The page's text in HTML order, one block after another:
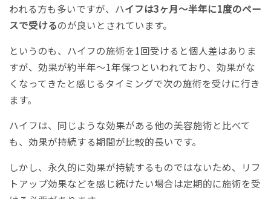
われる方も多いですが、ハイフは3ヶ月〜半年に1度のペー
スで受けるのが良いとされています。
というのも、ハイフの施術を1回受けると個人差はありま
すが、効果が約半年〜1年保つといわれており、効果がな
くなってきたと感じるタイミングで次の施術を受けに行き
ます。
ハイフは、同じような効果がある他の美容施術と比べて
も、効果が持続する期間が比較的長いです。
しかし、永久的に効果が持続するものではないため、リフ
トアップ効果などを感じ続けたい場合は定期的に施術を受